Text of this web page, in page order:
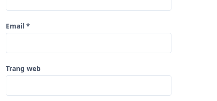
Email *
Trang web